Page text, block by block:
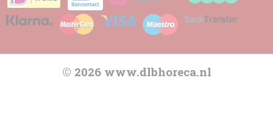
© 2026 www.dlbhoreca.nl